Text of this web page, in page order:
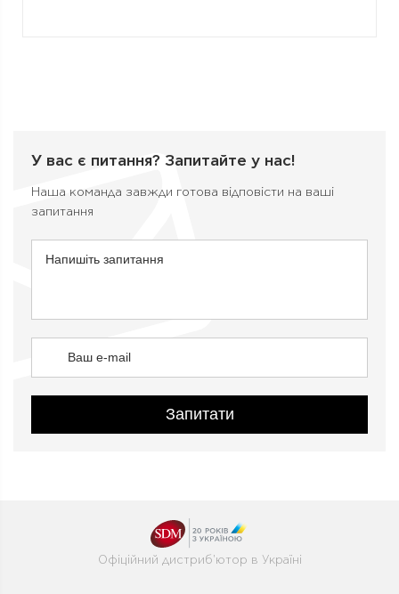
У вас є питання? Запитайте у нас!
Наша команда завжди готова відповісти на ваші
запитання
Запитати
Офіційний дистриб'ютор в Україні